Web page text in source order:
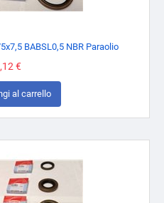
BABSL0,5 NBR Paraolio
€
al carrello